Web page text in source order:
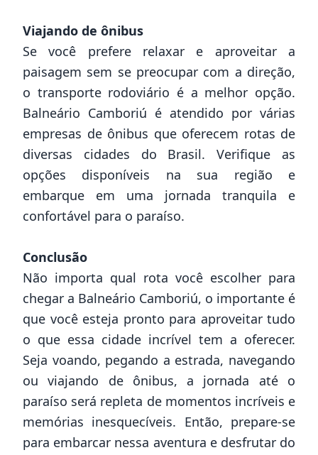
Viajando de ônibus
Se você prefere relaxar e aproveitar a
paisagem sem se preocupar com a direção,
o transporte rodoviário é a melhor opção.
Balneário Camboriú é atendido por várias
empresas de ônibus que oferecem rotas de
diversas cidades do Brasil. Verifique as
opções disponíveis na sua região e
embarque em uma jornada tranquila e
confortável para o paraíso.
Conclusão
Não importa qual rota você escolher para
chegar a Balneário Camboriú, o importante é
que você esteja pronto para aproveitar tudo
o que essa cidade incrível tem a oferecer.
Seja voando, pegando a estrada, navegando
ou viajando de ônibus, a jornada até o
paraíso será repleta de momentos incríveis e
memórias inesquecíveis. Então, prepare-se
para embarcar nessa aventura e desfrutar do